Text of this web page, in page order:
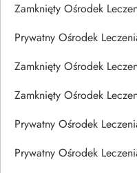
Zamknięty Ośrodek
Prywatny Ośrodek
Zamknięty Ośrodek
Zamknięty Ośrodek
Prywatny Ośrodek
Prywatny Ośrodek